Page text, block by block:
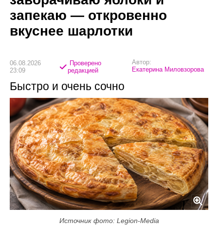
запекаю — откровенно
вкуснее шарлотки
06.08.2026
23:09
Проверено
редакцией
Автор:
Екатерина Миловзорова
Быстро и очень сочно
Источник фото: Legion-Media